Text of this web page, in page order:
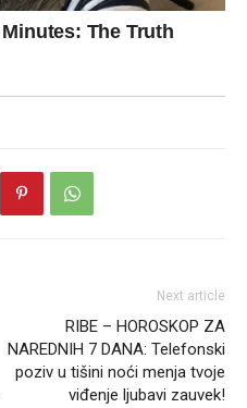
Next article
RIBE – HOROSKOP ZA
NAREDNIH 7 DANA: Telefonski
poziv u tišini noći menja tvoje
viđenje ljubavi zauvek!